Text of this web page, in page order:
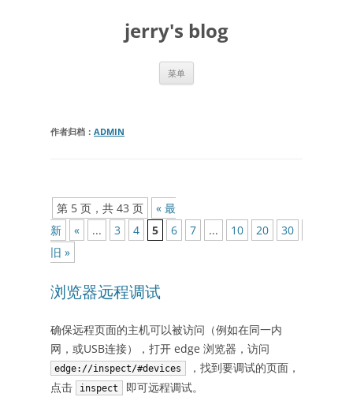
jerry's blog
菜单
作者归档： ADMIN
文
章
导
第 5 页，共 43 页
« 最
新
« ... 3 4 5 6 7 ... 10 20 30
旧 »
浏览器远程调试
确保远程页面的主机可以被访问（例如在同一内
网，或USB连接），打开 edge 浏览器，访问
edge://inspect/#devices
，找到要调试的页面，
点击
inspect 即可远程调试。